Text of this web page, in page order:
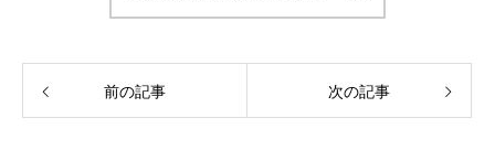
前の記事 次の記事